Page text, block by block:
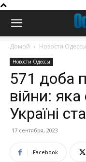
Домой Новости Одессы
Новости Одессы
571 доба
війни: яка
Україні
17 сентября, 2023
Facebook